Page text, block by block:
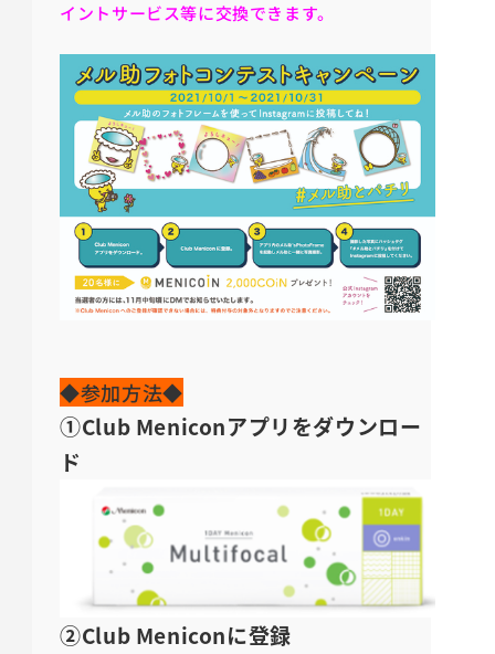
イントサービス等に交換できます。
◆参加方法◆
①Club Meniconアプリをダウンロー
ド
②Club Meniconに登録